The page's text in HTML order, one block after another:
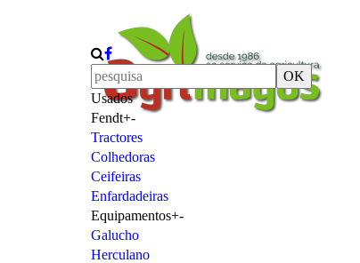
OK
Usados
Fendt+-
Tractores
Colhedoras
Ceifeiras
Enfardadeiras
Equipamentos+-
Galucho
Herculano